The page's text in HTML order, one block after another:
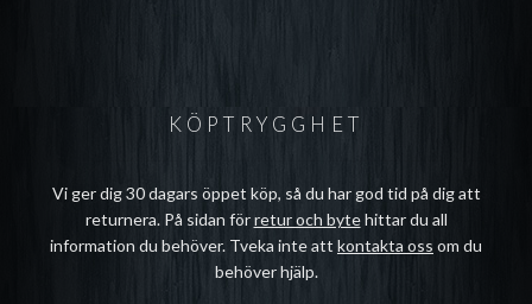
KÖPTRYGGHET
Vi ger dig 30 dagars öppet köp, så du har god tid på dig att
returnera. På sidan förretur och bytehittar du all
information du behöver. Tveka inte att kontakta oss om du
behöver hjälp.